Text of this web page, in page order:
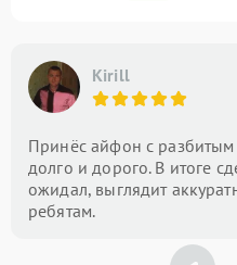
Kirill
Принёс айфон с разбитым
долго и дорого. В итоге
ожидал, выглядит
ребятам.